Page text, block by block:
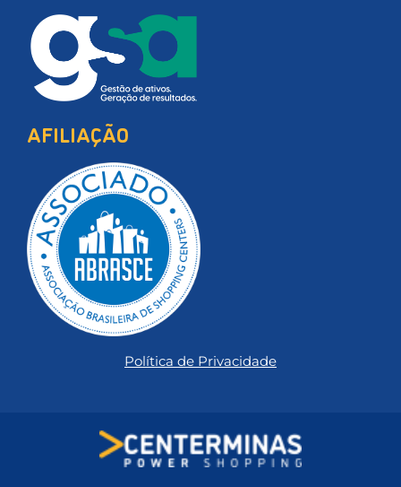
AFILIAÇÃO
Política de Privacidade